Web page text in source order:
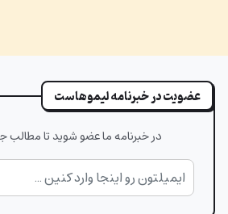
عضویت در خبرنامه لیموهاست
در خبرنامه ما عضو شوید تا مطالب